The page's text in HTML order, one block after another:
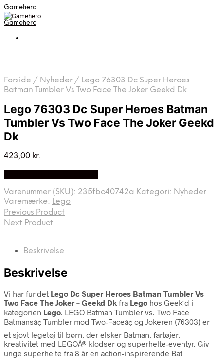
Gamehero
Gamehero
Forside / Nyheder / Lego 76303 Dc Super Heroes
Batman Tumbler Vs Two Face The Joker Geekd Dk
Lego 76303 Dc Super Heroes Batman
Tumbler Vs Two Face The Joker Geekd
Dk
423,00 kr.
Varenummer (SKU): 235fbc40742a Kategori: Nyheder
Varemærke: Lego
Previous Product
Next Product
Beskrivelse
Beskrivelse
Vi har fundet Lego Dc Super Heroes Batman Tumbler Vs
Two Face The Joker – Geekd Dk fra Lego hos Geek´d i
kategorien Lego. LEGO Batman Tumbler vs. Two Face
Batmansâ¢ Tumbler mod Two-Faceâ¢ og Jokeren (76303) er
et sjovt legetøj til børn, der elsker Batman, fartøjer,
kreativitet med LEGOÂ® klodser og superhelte-eventyr. Giv
unge superhelte fra 8 år en action-inspirerende Bat